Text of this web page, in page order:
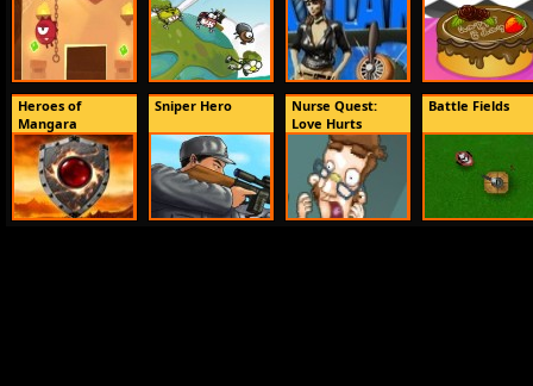
Heroes of
Mangara
Sniper Hero
Nurse Quest:
Love Hurts
Battle Fields